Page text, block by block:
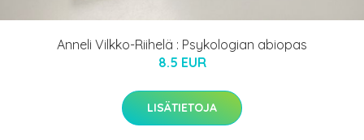
Anneli Vilkko-Riihelä : Psykologian abiopas
8.5 EUR
LISÄTIETOJA